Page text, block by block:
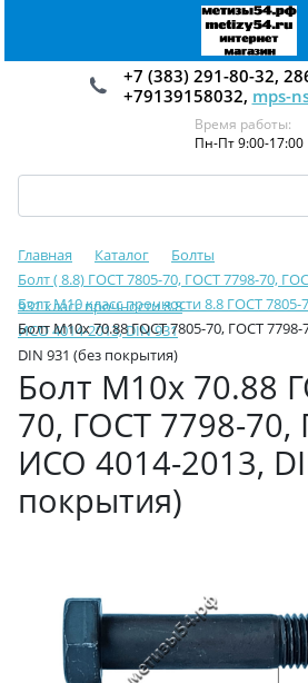
+7 (383) 291-80-32,
+79139158032, mps-
Время работы:
Пн-Пт 9:00-17:00
Главная Каталог
Болты
Болт ( 8.8) ГОСТ 7805-70, ГОСТ 7798-70,
931 класс прочности 8.8
Болт М10 класс прочности 8.8 ГОСТ 7805-
ИСО 4014-2013, DIN 931
Болт М10х 70.88 ГОСТ 7805-70, ГОСТ
DIN 931 (без покрытия)
Болт М10х 70.88
70, ГОСТ 7798-70,
ИСО 4014-2013,
покрытия)